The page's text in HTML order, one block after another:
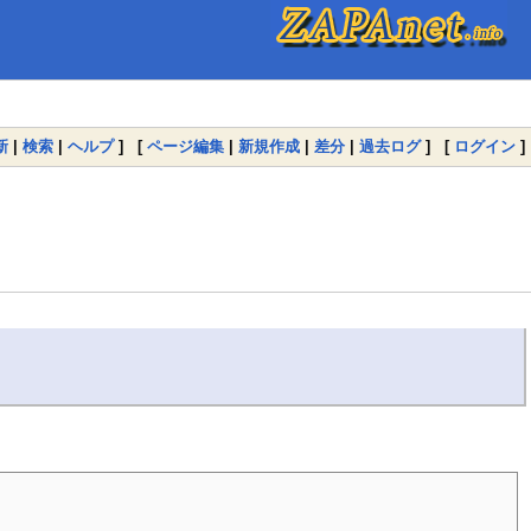
| 検索 | ヘルプ] [ ページ編集 | 新規作成 | 差分 | 過去ログ] [ ログイン ]